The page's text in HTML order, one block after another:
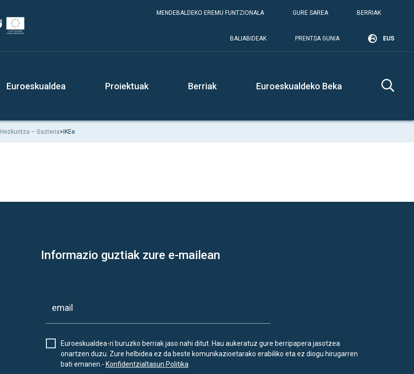
MENDEBALDEKO EREMU FUNTZIONALA GURE SAREA BERRIAK
BALIABIDEAK PRENTSA GUNIA EUS
Euroeskualdea Proiektuak Berriak Euroeskualdeko Beka
Hezkuntza – Gazteria>IKEe
Informazio guztiak zure e-mailean
Euroeskualdea-ri buruzko berriak jaso nahi ditut. Hau aukeratuz gure berripapera jasotzea
onartzen duzu. Zure helbidea ez da beste komunikazioetarako erabiliko eta ez diogu hirugarren
bati emanen.- Konfidentzialtasun Politika